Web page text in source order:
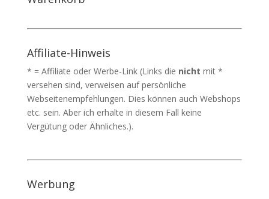
Affiliate-Hinweis
* = Affiliate oder Werbe-Link (Links die nicht mit *
versehen sind, verweisen auf persönliche
Webseitenempfehlungen. Dies können auch Webshops
etc. sein. Aber ich erhalte in diesem Fall keine
Vergütung oder Ähnliches.).
Werbung